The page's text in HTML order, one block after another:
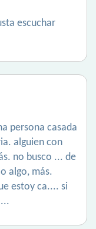
escuchar
persona casada
alguien con
no busco ... de
algo, más.
estoy ca.... si